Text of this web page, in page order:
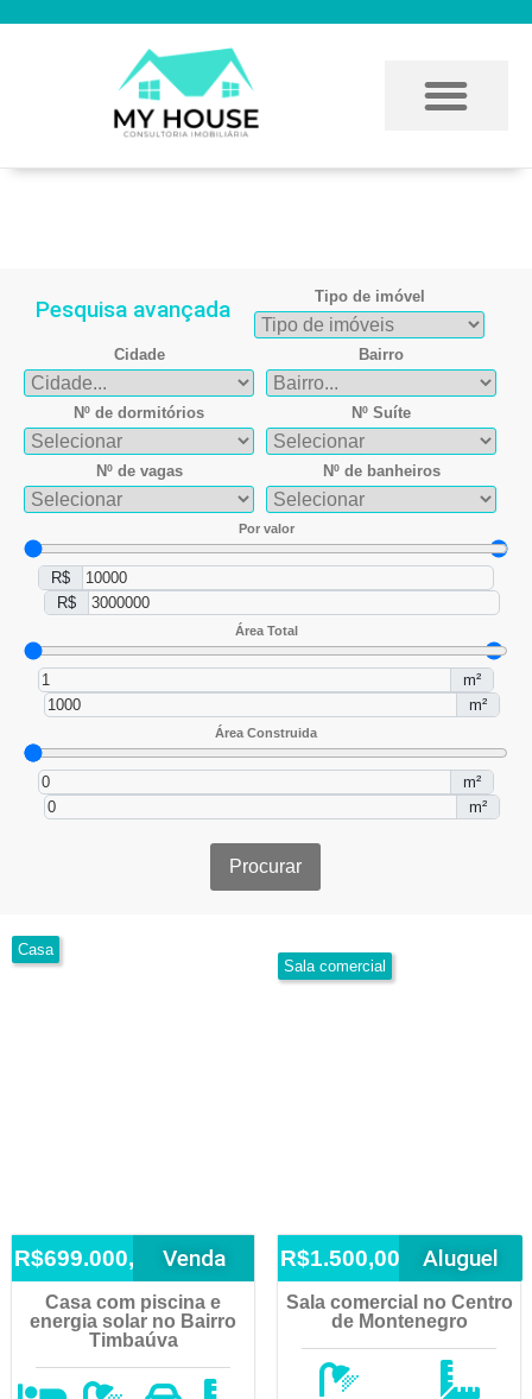
Pesquisa avançada Tipo de imóvel
Cidade Bairro
Nº de dormitórios Nº Suíte
Nº de vagas Nº de banheiros
Por valor
R$
R$
Área Total
m²
m²
Área Construida
m²
m²
Procurar
R$699.000,00 Venda
Casa
Casa com piscina e
energia solar no Bairro
Timbaúva
R$1.500,00 Aluguel
Sala comercial
Sala comercial no Centro
de Montenegro